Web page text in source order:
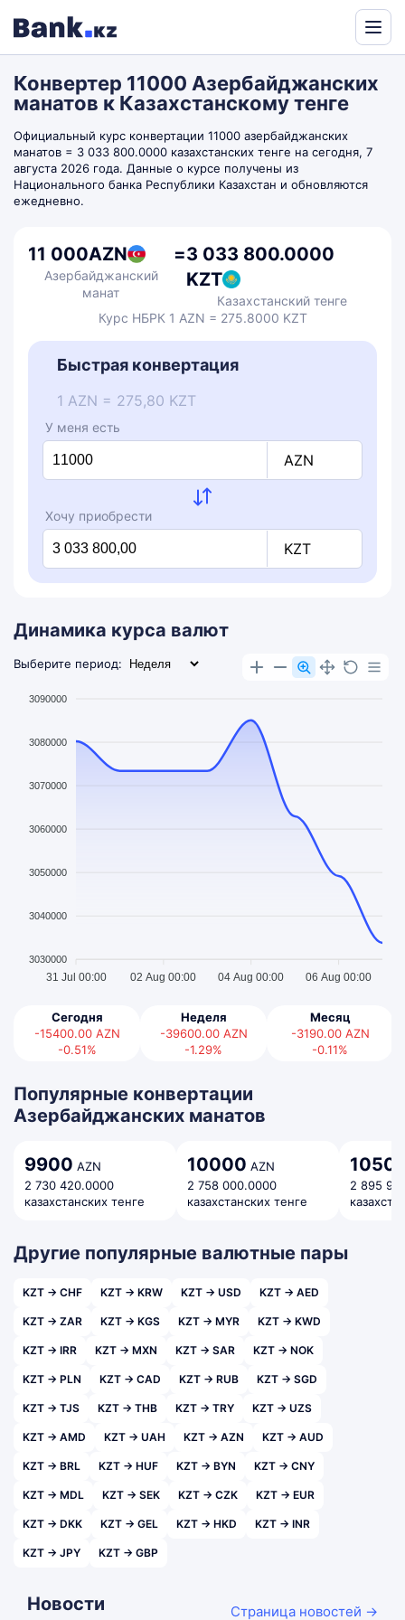
by
Translate
Конвертер 11000 Азербайджанских
манатов к Казахстанскому тенге
Официальный курс конвертации 11000 азербайджанских
манатов = 3 033 800.0000 казахстанских тенге на сегодня, 7
августа 2026 года. Данные о курсе получены из
Национального банка Республики Казахстан и обновляются
ежедневно.
11 000AZN
Азербайджанский
манат
=3 033 800.0000
KZT
Казахстанский тенге
Курс НБРК 1 AZN = 275.8000 KZT
Быстрая конвертация
1 AZN = 275,80 KZT
У меня есть
AZN
Хочу приобрести
KZT
Динамика курса валют
Выберите период:
3090000
3080000
3070000
3060000
3050000
3040000
3030000
31 Jul 00:00 02 Aug 00:00 04 Aug 00:00 06 Aug 00:00
Сегодня
-15400.00 AZN
-0.51%
Неделя
-39600.00 AZN
-1.29%
Месяц
-3190.00 AZN
-0.11%
Популярные конвертации
Азербайджанских манатов
9900 AZN
2 730 420.0000
казахстанских тенге
10000 AZN
2 758 000.0000
казахстанских тенге
2 895
Другие популярные валютные пары
KZT → CHF KZT → KRW KZT → USD KZT → AED
KZT → ZAR KZT → KGS KZT → MYR KZT → KWD
KZT → IRR KZT → MXN KZT → SAR KZT → NOK
KZT → PLN KZT → CAD KZT → RUB KZT → SGD
KZT → TJS KZT → THB KZT → TRY KZT → UZS
KZT → AMD KZT → UAH KZT → AZN KZT → AUD
KZT → BRL KZT → HUF KZT → BYN KZT → CNY
KZT → MDL KZT → SEK KZT → CZK KZT → EUR
KZT → DKK KZT → GEL KZT → HKD KZT → INR
KZT → JPY KZT → GBP
Новости Страница новостей →